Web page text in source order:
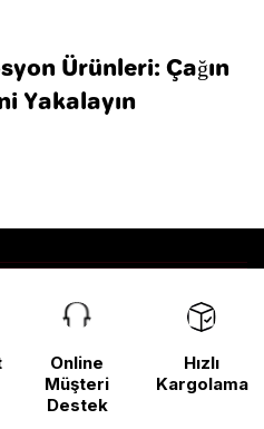
Ürünleri: Çağın
Yakalayın
Online
Müşteri
Destek
Hızlı
Kargolama